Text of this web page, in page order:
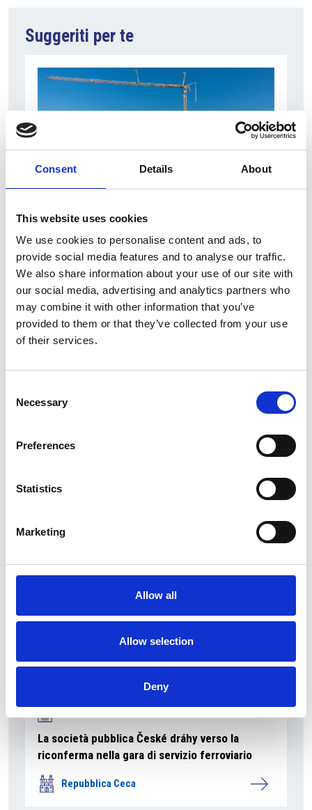
Consent Details About
This website uses cookies
We use cookies to personalise content and ads, to
provide social media features and to analyse our traffic.
We also share information about your use of our site with
our social media, advertising and analytics partners who
may combine it with other information that you’ve
provided to them or that they’ve collected from your use
of their services.
Selection
Necessary
Preferences
Statistics
Marketing
Allow all
Allow selection
Deny
Suggeriti per te
7 Agosto 2026
Nel primo semestre è aumentata fortemente la
costruzione di nuove abitazioni
Repubblica Ceca
La Škoda avvia la produzione del suo SUV Peaq
La società pubblica České dráhy verso la
riconferma nella gara di servizio ferroviario
Repubblica Ceca